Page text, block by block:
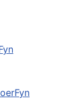
Fyn